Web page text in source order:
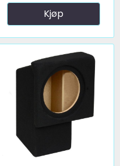
Kjøp